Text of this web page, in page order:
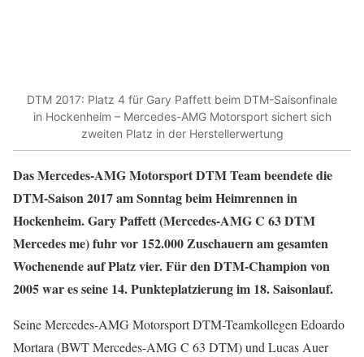
DTM 2017: Platz 4 für Gary Paffett beim DTM-Saisonfinale
in Hockenheim – Mercedes-AMG Motorsport sichert sich
zweiten Platz in der Herstellerwertung
Das Mercedes-AMG Motorsport DTM Team beendete die
DTM-Saison 2017 am Sonntag beim Heimrennen in
Hockenheim. Gary Paffett (Mercedes-AMG C 63 DTM
Mercedes me) fuhr vor 152.000 Zuschauern am gesamten
Wochenende auf Platz vier. Für den DTM-Champion von
2005 war es seine 14. Punkteplatzierung im 18. Saisonlauf.
Seine Mercedes-AMG Motorsport DTM-Teamkollegen Edoardo
Mortara (BWT Mercedes-AMG C 63 DTM) und Lucas Auer